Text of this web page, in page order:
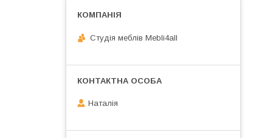
Студія меблів Mebli4all
Наталія